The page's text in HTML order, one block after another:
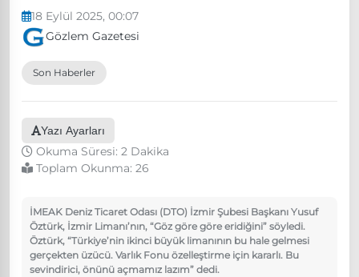
Boykot
18 Eylül 2025, 00:07
Gözlem Gazetesi
Son Haberler
Yazı Ayarları
Okuma Süresi: 2 Dakika
Toplam Okunma: 26
İMEAK Deniz Ticaret Odası (DTO) İzmir Şubesi Başkanı Yusuf
Öztürk, İzmir Limanı’nın, “Göz göre göre eridiğini” söyledi.
Öztürk, “Türkiye’nin ikinci büyük limanının bu hale gelmesi
gerçekten üzücü. Varlık Fonu özelleştirme için kararlı. Bu
sevindirici, önünü açmamız lazım” dedi.